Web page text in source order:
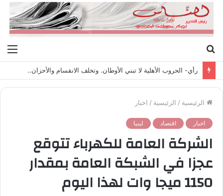
عن
رأي- الحروب الأهلية لا تبني الأوطان. وتخلف الانقسام والأحزان..
الرئيسية / الرئيسية / اخبار
اخبار اقتصاد ليبيا
الشركة العامة للكهرباء تتوقع
عجزا في الشبكة العامة بمقدار
1150 ميجا وات لهذا اليوم